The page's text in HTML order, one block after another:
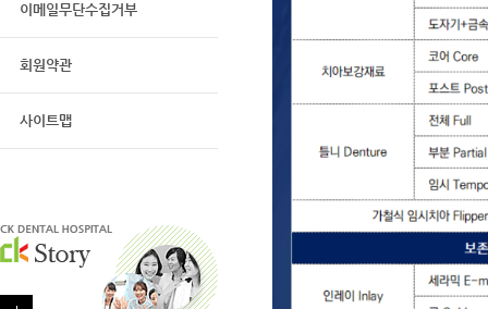
이메일무단수집거부
회원약관
사이트맵